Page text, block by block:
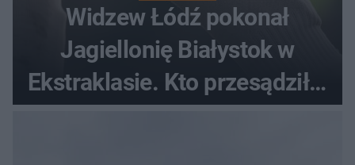
Widzew Łódź pokonał
Jagiellonię Białystok w
Ekstraklasie. Kto przesądził o